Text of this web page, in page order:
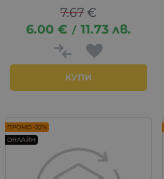
7.67€
6.00 € / 11.73 лв.
КУПИ
ПРОМО -22%
ОНЛАЙН